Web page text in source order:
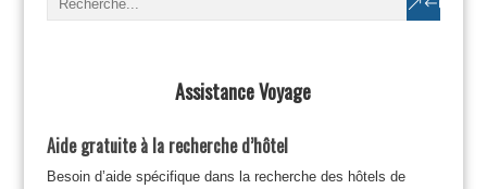
Assistance Voyage
Aide gratuite à la recherche d’hôtel
Besoin d’aide spécifique dans la recherche des hôtels de